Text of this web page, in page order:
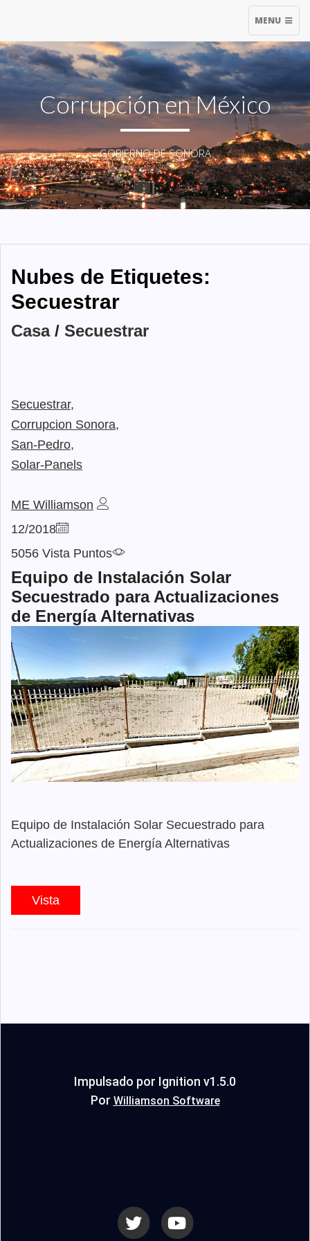
TOGGLE
NAVIGATION
MENU
Corrupción en México
GOBIERNO DE SONORA
Nubes de Etiquetes:
Secuestrar
Casa/ Secuestrar
Secuestrar,
Corrupcion Sonora,
San-Pedro,
Solar-Panels
ME Williamson
12/2018
5056 Vista Puntos
Equipo de Instalación Solar
Secuestrado para Actualizaciones
de Energía Alternativas
Equipo de Instalación Solar Secuestrado para
Actualizaciones de Energía Alternativas
Vista
Impulsado por Ignition v1.5.0
Por Williamson Software